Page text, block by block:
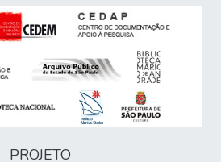
PROJETO